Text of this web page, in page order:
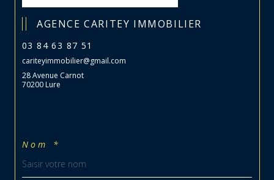
AGENCE CARITEY IMMOBILIER
03 84 63 87 51
cariteyimmobilier@gmail.com
28 Avenue Carnot
70200 Lure
Nom *